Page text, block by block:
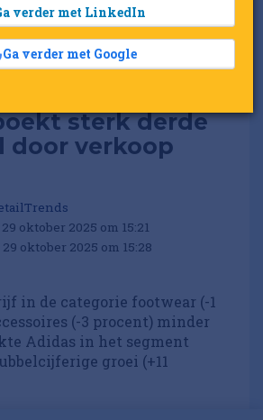
sterk derde
door verkoop
oktober 2025 om 15:21
oktober 2025 om 15:28
in de categorie footwear (-1
(-3 procent) minder
Adidas in het segment
groei (+11
verder met LinkedIn
Ga verder met Google